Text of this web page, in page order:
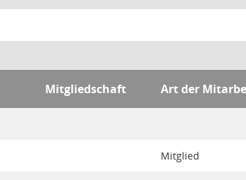
Mitgliedschaft Art der
Mitglied